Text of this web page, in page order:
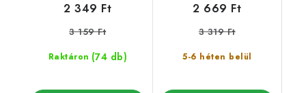
Raktáron (74 db)
2 349 Ft
3 159 Ft
5-6 héten belül
2 669 Ft
3 319 Ft